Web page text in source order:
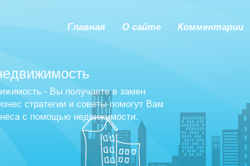
Главная О сайте Комментарии
- Вы получаете в замен
стратегии и советы помогут Вам
с помощью недвижимости.